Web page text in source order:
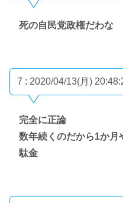
死の自民党政権だわな
7 : 2020/04/13(月)
完全に正論
数年続くのだから1か月
駄金